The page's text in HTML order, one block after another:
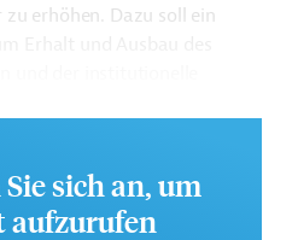
erhöhen. Dazu soll ein
der IDB
.
: Schwerpunkte, Regularien
sich an, um
aufzurufen